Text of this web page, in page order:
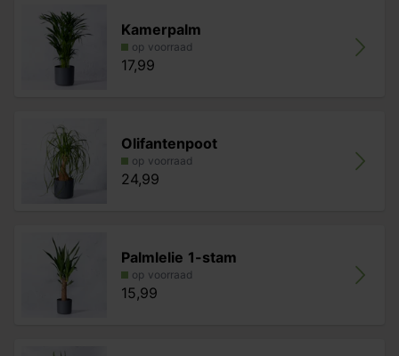
Kamerpalm
op voorraad
17,99
Olifantenpoot
op voorraad
24,99
Palmlelie 1-stam
op voorraad
15,99